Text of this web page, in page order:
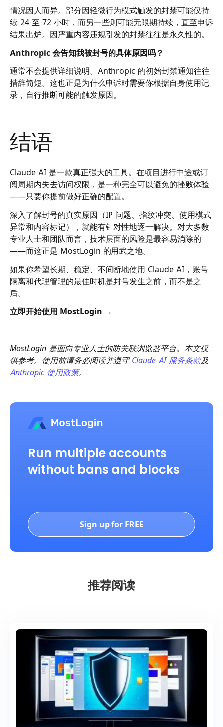
情况因人而异。部分因轻微行为模式触发的封禁可能仅持
续 24 至 72 小时，而另一些则可能无限期持续，直至申诉
结果出炉。因严重内容违规引发的封禁往往是永久性的。
Anthropic 会告知我被封号的具体原因吗？
通常不会提供详细说明。Anthropic 的初始封禁通知往往
措辞简短。这也正是为什么申诉时需要你根据自身使用记
录，自行推断可能的触发原因。
结语
Claude AI 是一款真正强大的工具。在项目进行中途或订
阅周期内失去访问权限，是一种完全可以避免的挫败体验
——只要你提前做好正确的配置。
深入了解封号的真实原因（IP 问题、指纹冲突、使用模式
异常和内容标记），就能有针对性地逐一解决。对大多数
专业人士和团队而言，技术层面的风险是最容易消除的
——而这正是 MostLogin 的用武之地。
如果你希望长期、稳定、不间断地使用 Claude AI，账号
隔离和代理管理的最佳时机是封号发生之前，而不是之
后。
立即开始使用 MostLogin →
MostLogin 是面向专业人士的防关联浏览器平台。本文仅
供参考。使用前请务必阅读并遵守 Claude AI 服务条款及
Anthropic 使用政策。
Run multiple accounts
without bans and blocks
Sign up for FREE
推荐阅读